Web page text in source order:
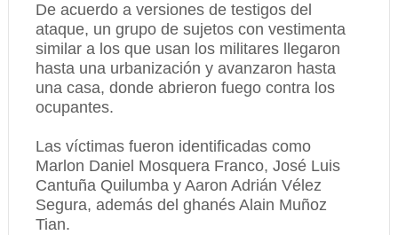
De acuerdo a versiones de testigos del
ataque, un grupo de sujetos con vestimenta
similar a los que usan los militares llegaron
hasta una urbanización y avanzaron hasta
una casa, donde abrieron fuego contra los
ocupantes.
Las víctimas fueron identificadas como
Marlon Daniel Mosquera Franco, José Luis
Cantuña Quilumba y Aaron Adrián Vélez
Segura, además del ghanés Alain Muñoz
Tian.